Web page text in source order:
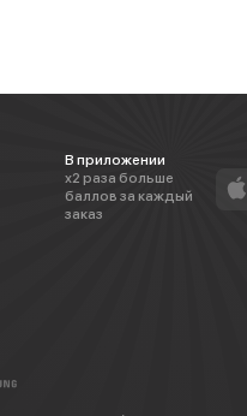
В приложении
х2 раза больше
баллов за каждый
заказ